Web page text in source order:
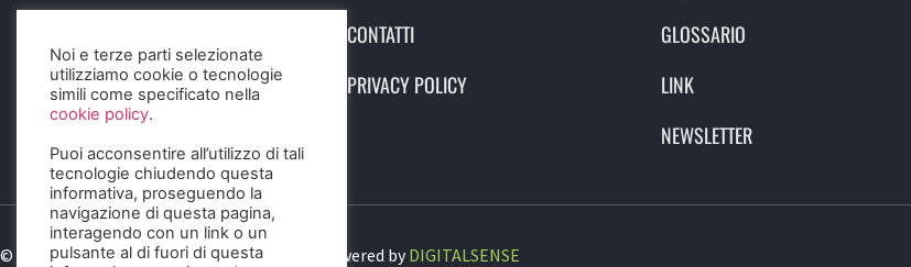
CONTATTI
PRIVACY POLICY
GLOSSARIO
LINK
NEWSLETTER
© 2023 Birra Informa. All Rights Reserved. Powered byDIGITALSENSE
Noi e terze parti selezionate
utilizziamo cookie o tecnologie
simili come specificato nella
cookie policy.
Puoi acconsentire all’utilizzo di tali
tecnologie chiudendo questa
informativa, proseguendo la
navigazione di questa pagina,
interagendo con un link o un
pulsante al di fuori di questa